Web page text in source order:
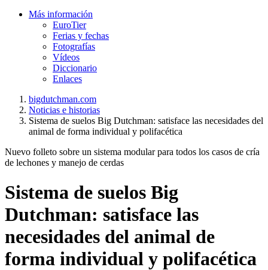
Más información
EuroTier
Ferias y fechas
Fotografías
Vídeos
Diccionario
Enlaces
bigdutchman.com
Noticias e historias
Sistema de suelos Big Dutchman: satisface las necesidades del
animal de forma individual y polifacética
Nuevo folleto sobre un sistema modular para todos los casos de cría
de lechones y manejo de cerdas
Sistema de suelos Big
Dutchman: satisface las
necesidades del animal de
forma individual y polifacética